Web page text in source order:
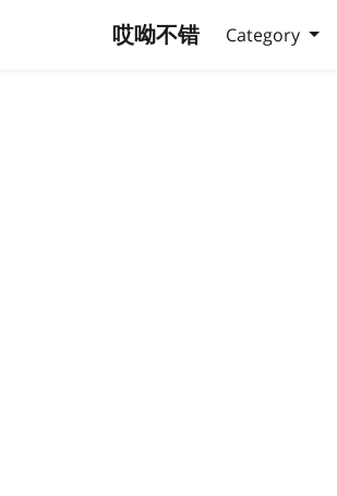
哎呦不错 Category